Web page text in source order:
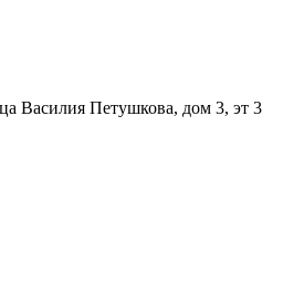
Василия Петушкова, дом 3, эт 3